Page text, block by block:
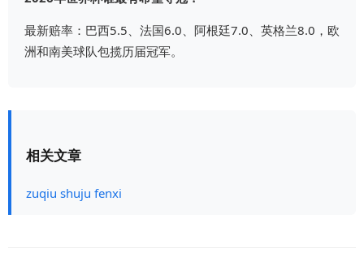
最新赔率：巴西5.5、法国6.0、阿根廷7.0、英格兰8.0，欧
洲和南美球队包揽历届冠军。
相关文章
zuqiu shuju fenxi